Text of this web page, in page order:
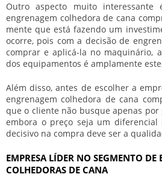
Outro aspecto muito
engrenagem colhedora de cana
mente que está fazendo um
ocorre, pois com a decisão de
comprar e aplicá-la no maquinário,
dos equipamentos é amplamente
Além disso, antes de escolher a
engrenagem colhedora de cana
que o cliente não busque apenas por
embora o preço seja um
decisivo na compra deve ser a
EMPRESA LÍDER NO SEGMENTO DE
COLHEDORAS DE CANA